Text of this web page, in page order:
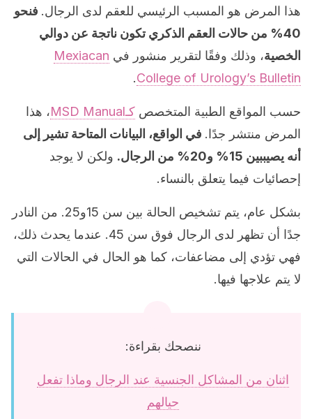
هذا المرض هو المسبب الرئيسي للعقم لدى الرجال. فنحو
40% من حالات العقم الذكري تكون ناتجة عن دوالي
الخصية، وذلك وفقًا لتقرير منشور في Mexiacan
College of Urology’s Bulletin
.
حسب المواقع الطبية المتخصص كـMSD Manual
، هذا
المرض منتشر جدًا. في الواقع، البيانات المتاحة تشير إلى
أنه يصيببين 15% و20% من الرجال.
ولكن لا يوجد
إحصائيات فيما يتعلق بالنساء.
بشكل عام، يتم تشخيص الحالة بين سن 15و25. من النادر
جدًا أن تظهر لدى الرجال فوق سن 45. عندما يحدث ذلك،
فهي تؤدي إلى مضاعفات، كما هو الحال في الحالات التي
لا يتم علاجها فيها.
ننصحك بقراءة:
اثنان من المشاكل الجنسية عند الرجال وماذا تفعل
حيالهم